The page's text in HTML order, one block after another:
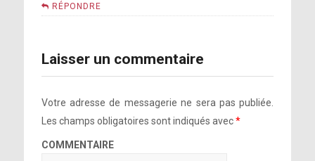
RÉPONDRE
Laisser un commentaire
Votre adresse de messagerie ne sera pas publiée.
Les champs obligatoires sont indiqués avec*
COMMENTAIRE